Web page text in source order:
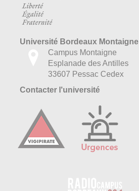
Université Bordeaux Montaigne
Campus Montaigne
Esplanade des Antilles
33607 Pessac Cedex
Contacter l'université